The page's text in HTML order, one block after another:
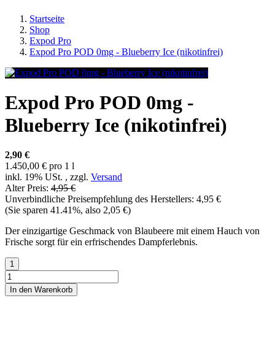
Startseite
Shop
Expod Pro
Expod Pro POD 0mg - Blueberry Ice (nikotinfrei)
Expod Pro POD 0mg -
Blueberry Ice (nikotinfrei)
2,90 €
1.450,00 € pro 1 l
inkl. 19% USt. , zzgl. Versand
Alter Preis: 4,95 €
Unverbindliche Preisempfehlung des Herstellers: 4,95 €
(Sie sparen 41.41%, also 2,05 €)
Der einzigartige Geschmack von Blaubeere mit einem Hauch von
Frische sorgt für ein erfrischendes Dampferlebnis.
In den Warenkorb